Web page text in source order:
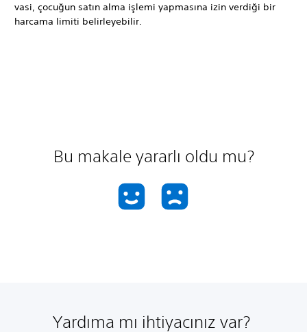
vasi, çocuğun satın alma işlemi yapmasına izin verdiği bir
harcama limiti belirleyebilir.
Bu makale yararlı oldu mu?
Yardıma mı ihtiyacınız var?